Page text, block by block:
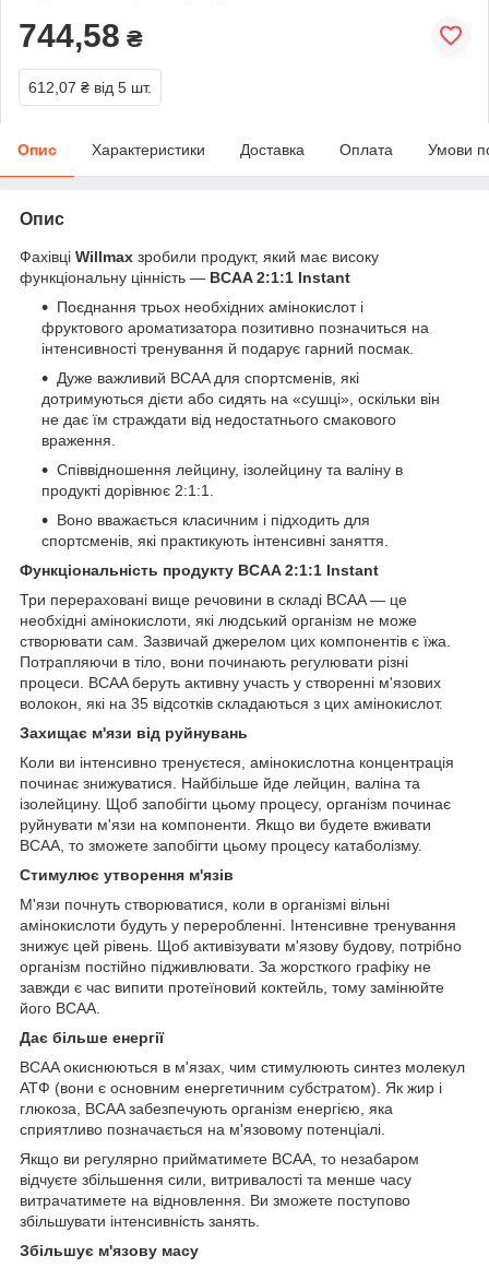
744,58 ₴
612,07 ₴ від 5 шт.
Опис Характеристики Доставка Оплата Умови
Опис
Фахівці Willmax зробили продукт, який має високу
функціональну цінність — BCAA 2:1:1 Instant
Поєднання трьох необхідних амінокислот і
фруктового ароматизатора позитивно позначиться на
інтенсивності тренування й подарує гарний посмак.
Дуже важливий BCAA для спортсменів, які
дотримуються дієти або сидять на «сушці», оскільки він
не дає їм страждати від недостатнього смакового
враження.
Співвідношення лейцину, ізолейцину та валіну в
продукті дорівнює 2:1:1.
Воно вважається класичним і підходить для
спортсменів, які практикують інтенсивні заняття.
Функціональність продукту BCAA 2:1:1 Instant
Три перераховані вище речовини в складі BCAA — це
необхідні амінокислоти, які людський організм не може
створювати сам. Зазвичай джерелом цих компонентів є їжа.
Потрапляючи в тіло, вони починають регулювати різні
процеси. BCAA беруть активну участь у створенні м'язових
волокон, які на 35 відсотків складаються з цих амінокислот.
Захищає м'язи від руйнувань
Коли ви інтенсивно тренуєтеся, амінокислотна концентрація
починає знижуватися. Найбільше йде лейцин, валіна та
ізолейцину. Щоб запобігти цьому процесу, організм починає
руйнувати м'язи на компоненти. Якщо ви будете вживати
BCAA, то зможете запобігти цьому процесу катаболізму.
Стимулює утворення м'язів
М'язи почнуть створюватися, коли в організмі вільні
амінокислоти будуть у переробленні. Інтенсивне тренування
знижує цей рівень. Щоб активізувати м'язову будову, потрібно
організм постійно підживлювати. За жорсткого графіку не
завжди є час випити протеїновий коктейль, тому замінюйте
його BCAA.
Дає більше енергії
BCAA окиснюються в м'язах, чим стимулюють синтез молекул
АТФ (вони є основним енергетичним субстратом). Як жир і
глюкоза, BCAA забезпечують організм енергією, яка
сприятливо позначається на м'язовому потенціалі.
Якщо ви регулярно прийматимете BCAA, то незабаром
відчуєте збільшення сили, витривалості та менше часу
витрачатимете на відновлення. Ви зможете поступово
збільшувати інтенсивність занять.
Збільшує м'язову масу